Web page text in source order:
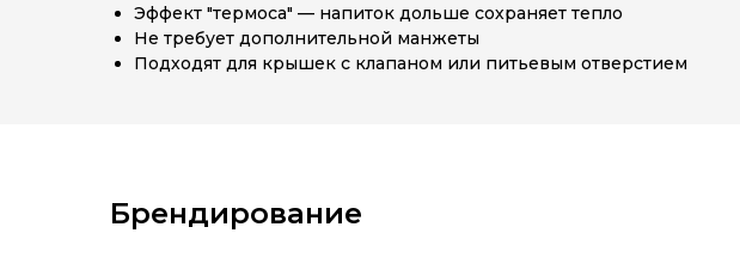
Эффект "термоса" — напиток дольше сохраняет тепло
Не требует дополнительной манжеты
Подходят для крышек с клапаном или питьевым отверстием
Брендирование